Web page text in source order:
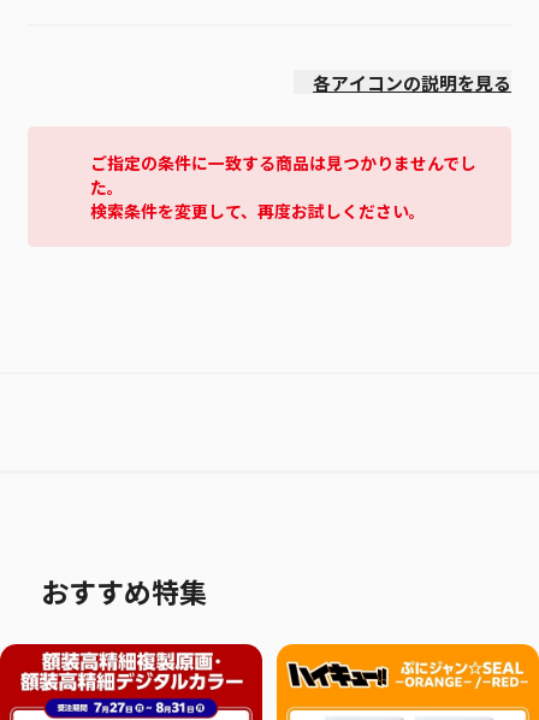
各アイコンの説明を見る
ご指定の条件に一致する商品は見つかりませんでし
た。
検索条件を変更して、再度お試しください。
おすすめ特集